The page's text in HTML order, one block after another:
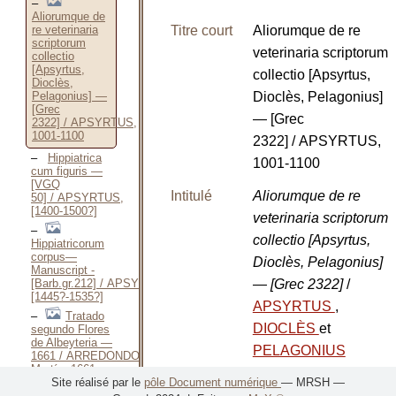
Aliorumque de
re veterinaria
scriptorum
collectio
[Apsyrtus,
Dioclès,
Pelagonius] —
[Grec
2322] / APSYRTUS,
1001-1100
Hippiatrica
cum figuris —
[VGQ
50] / APSYRTUS,
[1400-1500?]
Hippiatricorum
corpus—
Manuscript -
[Barb.gr.212] / APSYRTUS,
[1445?-1535?]
Tratado
segundo Flores
de Albeyteria —
1661 / ARREDONDO
Martín, 1661
Obras de
Titre court
Aliorumque de re
veterinaria scriptorum
collectio [Apsyrtus,
Dioclès, Pelagonius]
— [Grec
2322] / APSYRTUS,
1001-1100
Intitulé
Aliorumque de re
veterinaria scriptorum
collectio [Apsyrtus,
Dioclès, Pelagonius]
— [Grec 2322]/
APSYRTUS ,
DIOCLÈS et
PELAGONIUS
Adresse
Site réalisé par le pôle Document numérique — MRSH —